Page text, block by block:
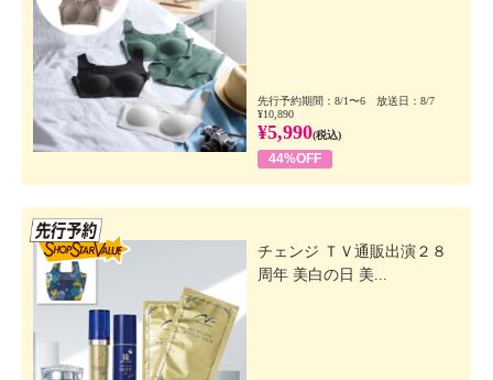
先行予約期間：8/1〜6 放送日：8/7
¥10,890
¥5,990(税込)
44%OFF
チェンジ ＴＶ通販出演２８
周年 美白の日 美...